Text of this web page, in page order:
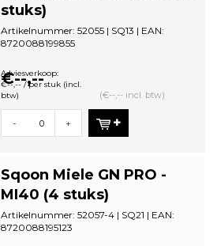
stuks)
Artikelnummer: 52055 | SQ13 | EAN:
8720088199855
bestelhoeveelheid:...
€--,--
Adviesverkoop:
€--,-- / per stuk (incl.
btw)
(€--,-- incl. btw)
- +
Sqoon Miele GN PRO -
MI40 (4 stuks)
Artikelnummer: 52057-4 | SQ21 | EAN:
8720088195123